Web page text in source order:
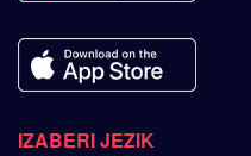
IZABERI JEZIK